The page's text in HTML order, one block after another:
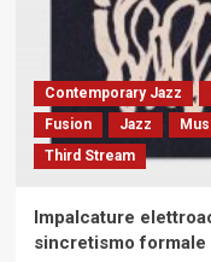
Contemporary Jazz
Fusion
Jazz
Third Stream
Impalcature
sincretismo formale